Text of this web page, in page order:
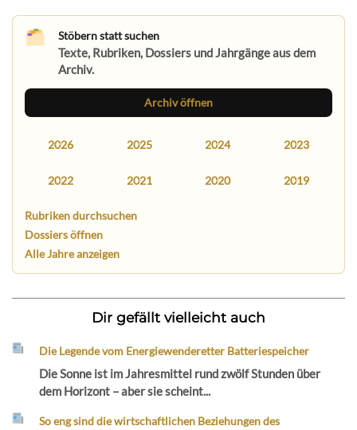
Stöbern statt suchen
Texte, Rubriken, Dossiers und Jahrgänge aus dem
Archiv.
Archiv öffnen
2026 2025 2024 2023
2022 2021 2020 2019
Rubriken durchsuchen
Dossiers öffnen
Alle Jahre anzeigen
Dir gefällt vielleicht auch
Die Legende vom Energiewenderetter Batteriespeicher
Die Sonne ist im Jahresmittel rund zwölf Stunden über
dem Horizont – aber sie scheint...
So eng sind die wirtschaftlichen Beziehungen des